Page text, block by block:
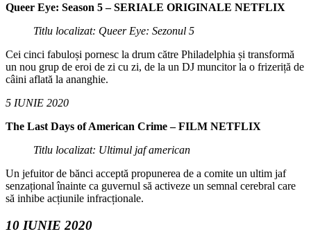
Queer Eye: Season 5 – SERIALE ORIGINALE NETFLIX
Titlu localizat: Queer Eye: Sezonul 5
Cei cinci fabuloși pornesc la drum către Philadelphia și transformă
un nou grup de eroi de zi cu zi, de la un DJ muncitor la o frizeriță de
câini aflată la ananghie.
5 IUNIE 2020
The Last Days of American Crime – FILM NETFLIX
Titlu localizat: Ultimul jaf american
Un jefuitor de bănci acceptă propunerea de a comite un ultim jaf
senzațional înainte ca guvernul să activeze un semnal cerebral care
să inhibe acțiunile infracționale.
10 IUNIE 2020